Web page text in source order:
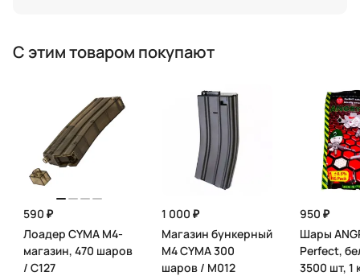
С этим товаром покупают
590 ₽
Лоадер CYMA M4-
магазин, 470 шаров
/ C127
1 000 ₽
Магазин бункерный
M4 CYMA 300
шаров / М012
950 ₽
Шары
Perfect,
3500 шт, 1